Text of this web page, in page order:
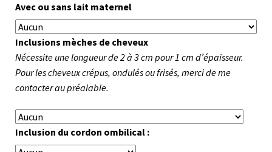
Avec ou sans lait maternel
Inclusions mèches de cheveux
Nécessite une longueur de 2 à 3 cm pour 1 cm d’épaisseur.
Pour les cheveux crépus, ondulés ou frisés, merci de me
contacter au préalable.
Inclusion du cordon ombilical :